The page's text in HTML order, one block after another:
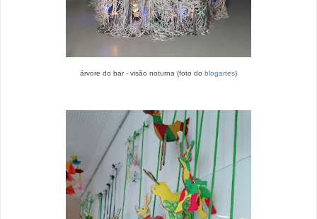
árvore do bar - visão noturna (foto do blogartes)